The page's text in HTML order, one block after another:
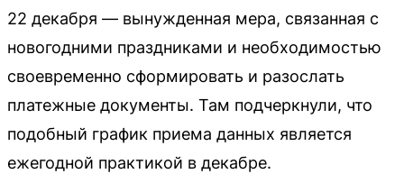
22 декабря — вынужденная мера, связанная с
новогодними праздниками и необходимостью
своевременно сформировать и разослать
платежные документы. Там подчеркнули, что
подобный график приема данных является
ежегодной практикой в декабре.